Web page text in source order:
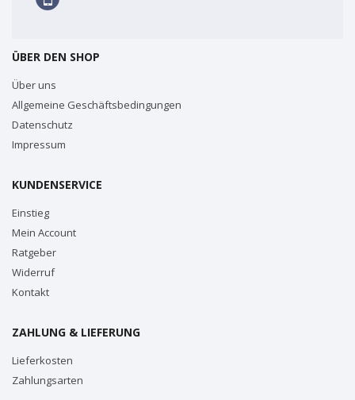
ÜBER DEN SHOP
Über uns
Allgemeine Geschäftsbedingungen
Datenschutz
Impressum
KUNDENSERVICE
Einstieg
Mein Account
Ratgeber
Widerruf
Kontakt
ZAHLUNG & LIEFERUNG
Lieferkosten
Zahlungsarten